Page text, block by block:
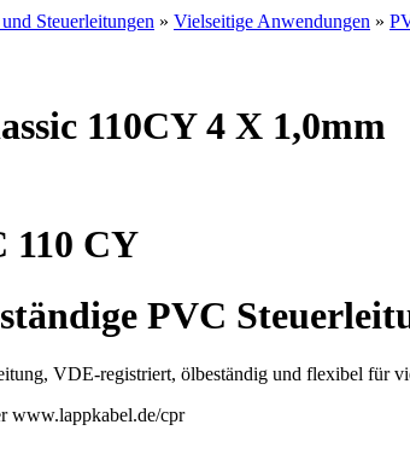
Steuerleitungen » Vielseitige Anwendungen »
110CY 4 X 1,0mm
CY
PVC
VDE-registriert, ölbeständig und flexibel für
www.lappkabel.de/cpr